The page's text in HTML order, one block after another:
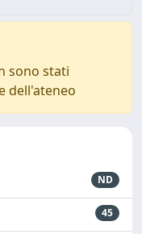
sono stati
dell'ateneo
ND
45